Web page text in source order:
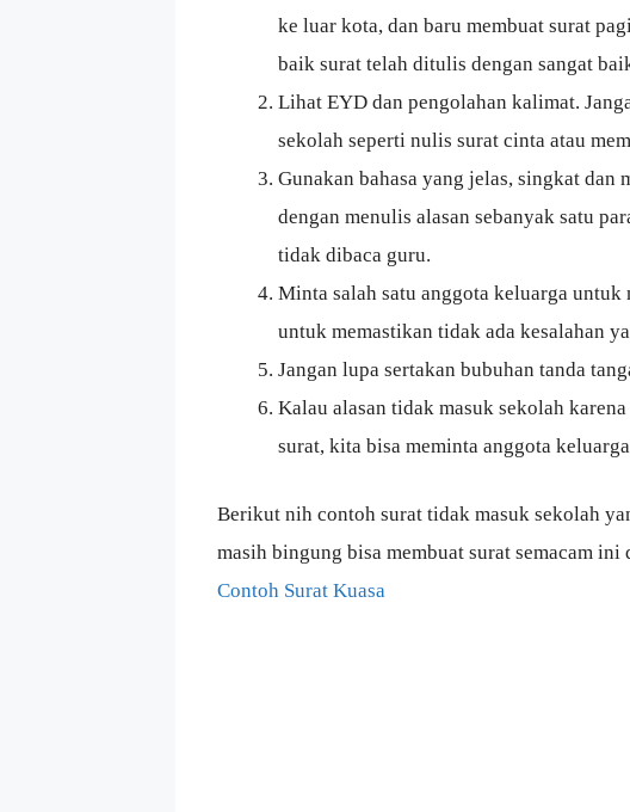
ke luar kota, dan baru membuat surat
baik surat telah ditulis dengan sangat
Lihat EYD dan pengolahan kalimat.
sekolah seperti nulis surat cinta atau
Gunakan bahasa yang jelas, singkat dan
dengan menulis alasan sebanyak satu
tidak dibaca guru.
Minta salah satu anggota keluarga
untuk memastikan tidak ada kesalahan
Jangan lupa sertakan bubuhan tanda
Kalau alasan tidak masuk sekolah
surat, kita bisa meminta anggota
Berikut nih contoh surat tidak masuk sekolah
masih bingung bisa membuat surat semacam
Contoh Surat Kuasa